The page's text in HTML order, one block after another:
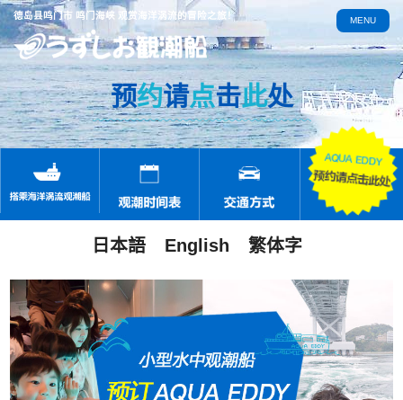
德岛县鸣门市 鸣门海峡 观赏海洋涡流的冒险之旅！
日本語 English 繁体字
MENU
预约请点击此处